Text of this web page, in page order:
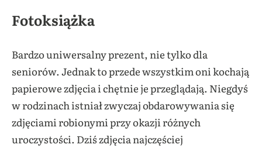
Fotoksiążka
Bardzo uniwersalny prezent, nie tylko dla
seniorów. Jednak to przede wszystkim oni kochają
papierowe zdjęcia i chętnie je przeglądają. Niegdyś
w rodzinach istniał zwyczaj obdarowywania się
zdjęciami robionymi przy okazji różnych
uroczystości. Dziś zdjęcia najczęściej